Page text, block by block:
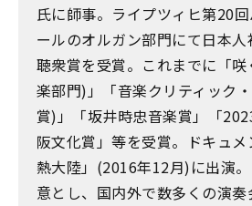
氏に師事。ライプツィヒ第20
ールのオルガン部門にて日本人
聴衆賞を受賞。これまでに「
楽部門)」「音楽クリティック
賞)」「坂井時忠音楽賞」「
阪文化賞」等を受賞。ドキュ
熱大陸」(2016年12月)に出演
意とし、国内外で数多くの演奏